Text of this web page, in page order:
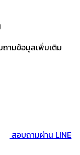
ถามข้อมูลเพิ่มเติม
สอบถามผ่าน LINE